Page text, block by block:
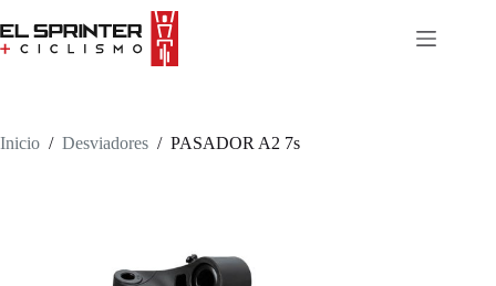
to
content
Inicio / Desviadores / PASADOR A2 7s